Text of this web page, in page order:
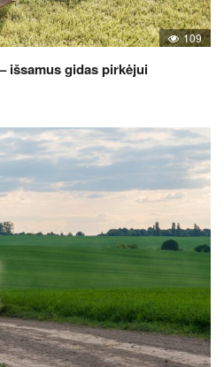
109
išsamus gidas pirkėjui